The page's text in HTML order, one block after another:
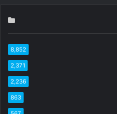
8,852
2,371
2,236
863